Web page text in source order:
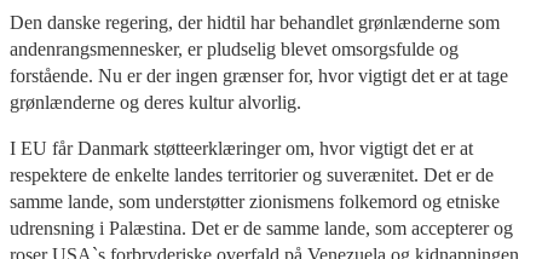
Den danske regering, der hidtil har behandlet grønlænderne som
andenrangsmennesker, er pludselig blevet omsorgsfulde og
forstående. Nu er der ingen grænser for, hvor vigtigt det er at tage
grønlænderne og deres kultur alvorlig.
I EU får Danmark støtteerklæringer om, hvor vigtigt det er at
respektere de enkelte landes territorier og suverænitet. Det er de
samme lande, som understøtter zionismens folkemord og etniske
udrensning i Palæstina. Det er de samme lande, som accepterer og
roser USA`s forbryderiske overfald på Venezuela og kidnapningen